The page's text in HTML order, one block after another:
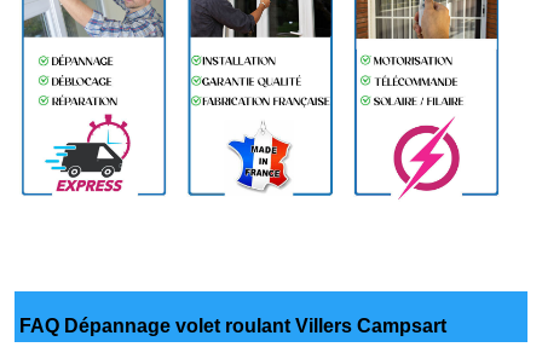
FAQ Dépannage volet roulant Villers Campsart